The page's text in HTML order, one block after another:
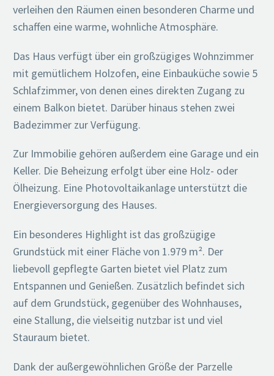
verleihen den Räumen einen besonderen Charme und
schaffen eine warme, wohnliche Atmosphäre.
Das Haus verfügt über ein großzügiges Wohnzimmer
mit gemütlichem Holzofen, eine Einbauküche sowie 5
Schlafzimmer, von denen eines direkten Zugang zu
einem Balkon bietet. Darüber hinaus stehen zwei
Badezimmer zur Verfügung.
Zur Immobilie gehören außerdem eine Garage und ein
Keller. Die Beheizung erfolgt über eine Holz- oder
Ölheizung. Eine Photovoltaikanlage unterstützt die
Energieversorgung des Hauses.
Ein besonderes Highlight ist das großzügige
Grundstück mit einer Fläche von 1.979 m². Der
liebevoll gepflegte Garten bietet viel Platz zum
Entspannen und Genießen. Zusätzlich befindet sich
auf dem Grundstück, gegenüber des Wohnhauses,
eine Stallung, die vielseitig nutzbar ist und viel
Stauraum bietet.
Dank der außergewöhnlichen Größe der Parzelle